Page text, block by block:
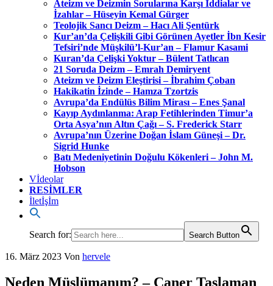
Ateizm ve Deizmin Sorularına Karşı İddialar ve
İzahlar – Hüseyin Kemal Gürger
Teolojik Sancı Deizm – Hacı Ali Şentürk
Kur’an’da Çelişkili Gibi Görünen Ayetler İbn Kesir
Tefsiri’nde Müşkilü’l-Kur’an – Flamur Kasami
Kuran’da Çelişki Yoktur – Bülent Tatlıcan
21 Soruda Deizm – Emrah Demiryent
Ateizm ve Deizm Eleştirisi – İbrahim Çoban
Hakikatin İzinde – Hamza Tzortzis
Avrupa’da Endülüs Bilim Mirası – Enes Şanal
Kayıp Aydınlanma: Arap Fetihlerinden Timur’a
Orta Asya’nın Altın Çağı – S. Frederick Starr
Avrupa’nın Üzerine Doğan İslam Güneşi – Dr.
Sigrid Hunke
Batı Medeniyetinin Doğulu Kökenleri – John M.
Hobson
Vİdeolar
RESİMLER
İletİşİm
Search for: Search Button
16. März 2023 Von hervele
Neden Müslümanım? – Caner Taslaman